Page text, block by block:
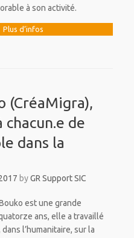
à son activité.
Plus d’infos
(CréaMigra),
de
dans la
byGR Support SIC
est une grande
ans, elle a travaillé
l’humanitaire, sur la